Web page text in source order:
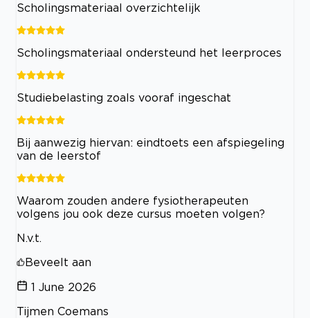
Scholingsmateriaal overzichtelijk
Scholingsmateriaal ondersteund het leerproces
Studiebelasting zoals vooraf ingeschat
Bij aanwezig hiervan: eindtoets een afspiegeling
van de leerstof
Waarom zouden andere fysiotherapeuten
volgens jou ook deze cursus moeten volgen?
N.v.t.
Beveelt aan
1 June 2026
Tijmen Coemans